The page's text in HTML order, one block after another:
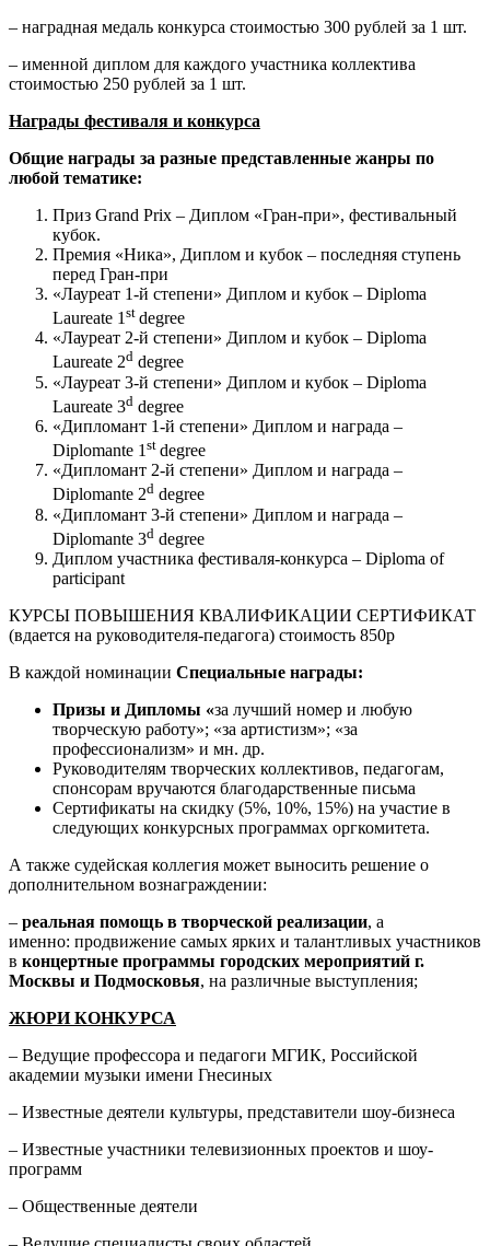
– наградная медаль конкурса стоимостью 300 рублей за 1 шт.
– именной диплом для каждого участника коллектива
стоимостью 250 рублей за 1 шт.
Награды фестиваля и конкурса
Общие награды за разные представленные жанры по
любой тематике:
Приз Grand Prix – Диплом «Гран-при», фестивальный
кубок.
Премия «Ника», Диплом и кубок – последняя ступень
перед Гран-при
«Лауреат 1-й степени» Диплом и кубок – Diploma
Laureate 1 st degree
«Лауреат 2-й степени» Диплом и кубок – Diploma
Laureate 2d degree
«Лауреат 3-й степени» Диплом и кубок – Diploma
Laureate 3d degree
«Дипломант 1-й степени» Диплом и награда –
Diplomante 1 st degree
«Дипломант 2-й степени» Диплом и награда –
Diplomante 2d degree
«Дипломант 3-й степени» Диплом и награда –
Diplomante 3d degree
Диплом участника фестиваля-конкурса – Diploma of
participant
КУРСЫ ПОВЫШЕНИЯ КВАЛИФИКАЦИИ СЕРТИФИКАТ
(вдается на руководителя-педагога) стоимость 850р
В каждой номинации Специальные награды:
Призы и Дипломы «за лучший номер и любую
творческую работу»; «за артистизм»; «за
профессионализм» и мн. др.
Руководителям творческих коллективов, педагогам,
спонсорам вручаются благодарственные письма
Сертификаты на скидку (5%, 10%, 15%) на участие в
следующих конкурсных программах оргкомитета.
А также судейская коллегия может выносить решение о
дополнительном вознаграждении:
– реальная помощь в творческой реализации, а
именно: продвижение самых ярких и талантливых участников
в концертные программы городских мероприятий г.
Москвы и Подмосковья, на различные выступления;
ЖЮРИ КОНКУРСА
– Ведущие профессора и педагоги МГИК, Российской
академии музыки имени Гнесиных
– Известные деятели культуры, представители шоу-бизнеса
– Известные участники телевизионных проектов и шоу-
программ
– Общественные деятели